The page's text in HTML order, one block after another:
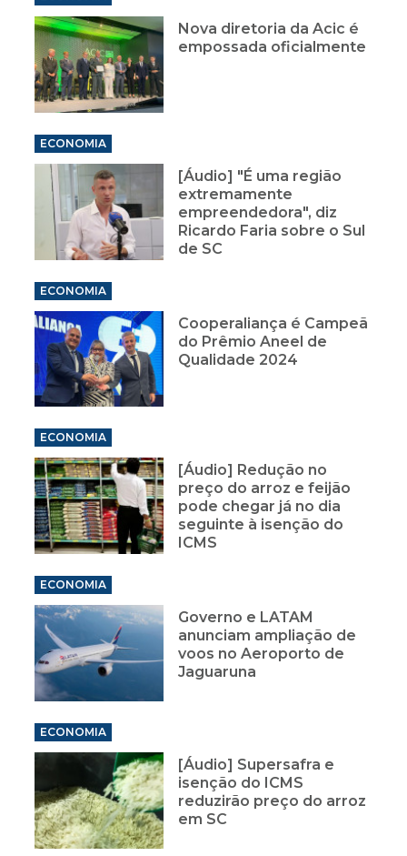
Nova diretoria da Acic é
empossada oficialmente
ECONOMIA
[Áudio] "É uma região
extremamente
empreendedora", diz
Ricardo Faria sobre o Sul
de SC
ECONOMIA
Cooperaliança é Campeã
do Prêmio Aneel de
Qualidade 2024
ECONOMIA
[Áudio] Redução no
preço do arroz e feijão
pode chegar já no dia
seguinte à isenção do
ICMS
ECONOMIA
Governo e LATAM
anunciam ampliação de
voos no Aeroporto de
Jaguaruna
ECONOMIA
[Áudio] Supersafra e
isenção do ICMS
reduzirão preço do arroz
em SC